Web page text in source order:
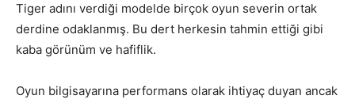
Tiger adını verdiği modelde birçok oyun severin ortak
derdine odaklanmış. Bu dert herkesin tahmin ettiği gibi
kaba görünüm ve hafiflik.
Oyun bilgisayarına performans olarak ihtiyaç duyan ancak